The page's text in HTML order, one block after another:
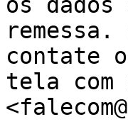
contate
tela